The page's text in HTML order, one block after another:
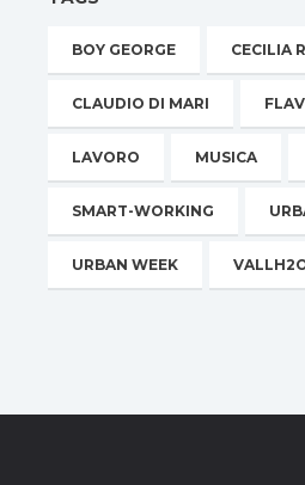
BOY GEORGE CECILIA
CLAUDIO DI MARI
LAVORO MUSICA
SMART-WORKING
URBAN WEEK